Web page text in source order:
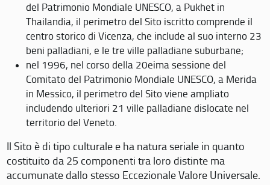
del Patrimonio Mondiale UNESCO, a Pukhet in
Thailandia, il perimetro del Sito iscritto comprende il
centro storico di Vicenza, che include al suo interno 23
beni palladiani, e le tre ville palladiane suburbane;
nel 1996, nel corso della 20eima sessione del
Comitato del Patrimonio Mondiale UNESCO, a Merida
in Messico, il perimetro del Sito viene ampliato
includendo ulteriori 21 ville palladiane dislocate nel
territorio del Veneto.
Il Sito è di tipo culturale e ha natura seriale in quanto
costituito da 25 componenti tra loro distinte ma
accumunate dallo stesso Eccezionale Valore Universale.